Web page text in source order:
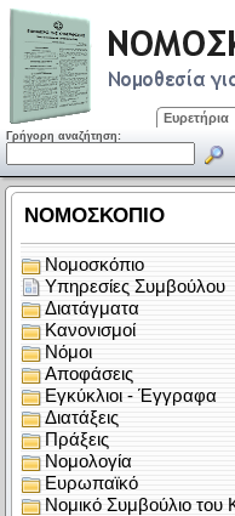
Ευρετήρια
Γρήγορη αναζήτηση: